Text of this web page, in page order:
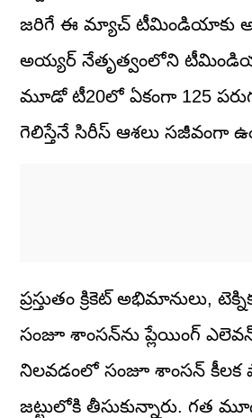
జరిగే ఈ మ్యాచ్ టీమిండియాకు
అయ్యర్ నేతృత్వంలోని
మూడో టీ20లో ఏకంగా 125
గెలిస్తేనే సిరీస్ ఆశలు సజీవంగా
ప్రస్తుతం క్రికెట్ అభిమానులు,
సంజూ శాంసన్‌ను ప్లేయింగ్
నిలవడంలో సంజూ శాంసన్
జట్టులోకి తీసుకున్నారు. గత